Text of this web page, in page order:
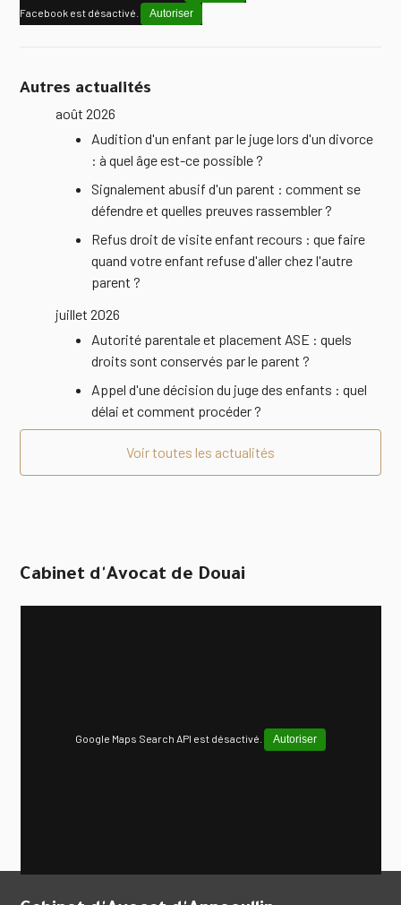
Facebook est désactivé.
Autoriser
Autres actualités
août 2026
Audition d'un enfant par le juge lors d'un divorce
: à quel âge est-ce possible ?
Signalement abusif d'un parent : comment se
défendre et quelles preuves rassembler ?
Refus droit de visite enfant recours : que faire
quand votre enfant refuse d'aller chez l'autre
parent ?
juillet 2026
Autorité parentale et placement ASE : quels
droits sont conservés par le parent ?
Appel d'une décision du juge des enfants : quel
délai et comment procéder ?
Voir toutes les actualités
Cabinet d'Avocat de Douai
Google Maps Search API est désactivé. Autoriser